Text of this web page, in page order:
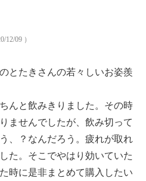
12/09 ）
とたきさんの若々しいお姿羨
んと飲みきりました。その時
ませんでしたが、飲み切って
、？なんだろう。疲れが取れ
た。そこでやはり効いていた
時に是非まとめて購入したい